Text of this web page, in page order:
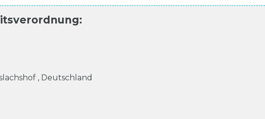
:
, Deutschland